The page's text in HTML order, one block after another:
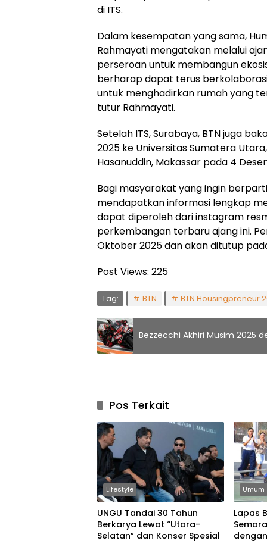
di ITS.
Dalam kesempatan yang sama,
Rahmayati mengatakan melalui
perseroan untuk membangun
berharap dapat terus
untuk menghadirkan rumah yang
tutur Rahmayati.
Setelah ITS, Surabaya, BTN juga
2025 ke Universitas Sumatera
Hasanuddin, Makassar pada 4
Bagi masyarakat yang ingin
mendapatkan informasi lengkap
dapat diperoleh dari instagram
perkembangan terbaru ajang ini.
Oktober 2025 dan akan ditutup
Post Views: 225
Tag: BTN BTN Housingpreneur
Bezzecchi Akhiri Musim 2025
Pos Terkait
Lifestyle
UNGU Tandai 30 Tahun
Berkarya Lewat “Utara-
Selatan” dan Konser Spesial
Umum
Lapas